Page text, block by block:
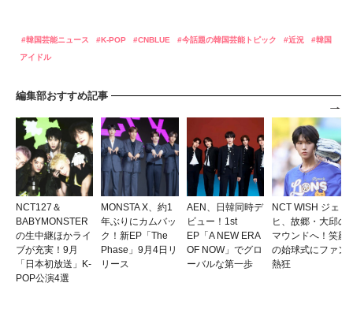
韓国芸能ニュース K-POP CNBLUE 今話題の韓国芸能トピック 近況
韓国
アイドル
編集部おすすめ記事
NCT127＆
BABYMONSTER
の生中継ほかライ
ブが充実！9月
「日本初放送」K-
POP公演4選
MONSTA X、約1
年ぶりにカムバッ
ク！新EP「The
Phase」9月4日リ
リース
AEN、日韓同時デ
ビュー！1st
EP「A NEW ERA
OF NOW」でグロ
ーバルな第一歩
NCT WISH ジェ
ヒ、故郷・大邱の
マウンドへ！笑顔
の始球式にファン
熱狂